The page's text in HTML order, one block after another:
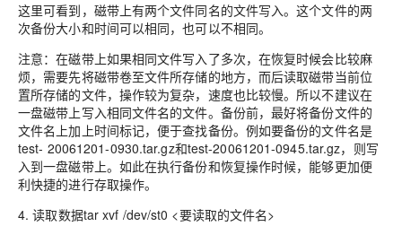
这里可看到，磁带上有两个文件同名的文件写入。这个文件的两
次备份大小和时间可以相同，也可以不相同。
注意：在磁带上如果相同文件写入了多次，在恢复时候会比较麻
烦，需要先将磁带卷至文件所存储的地方，而后读取磁带当前位
置所存储的文件，操作较为复杂，速度也比较慢。所以不建议在
一盘磁带上写入相同文件名的文件。备份前，最好将备份文件的
文件名上加上时间标记，便于查找备份。例如要备份的文件名是
test- 20061201-0930.tar.gz和test-20061201-0945.tar.gz，则写
入到一盘磁带上。如此在执行备份和恢复操作时候，能够更加便
利快捷的进行存取操作。
4. 读取数据tar xvf /dev/st0 <要读取的文件名>